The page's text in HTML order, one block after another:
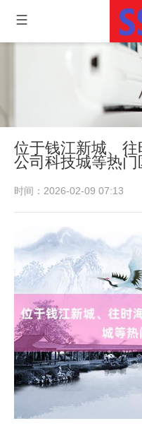
位于钱江新城、
公司科技城等热
时间：2026-02-09 07:13